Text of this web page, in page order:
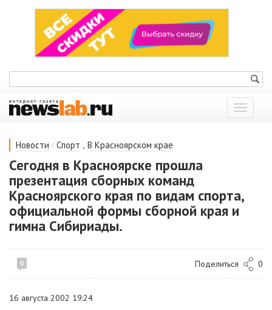
Показать
меню
Новости / Спорт , В Красноярском крае
Сегодня в Красноярске прошла
презентация сборных команд
Красноярского края по видам спорта,
официальной формы сборной края и
гимна Сибириады.
0 Поделиться 0
16 августа 2002 19:24